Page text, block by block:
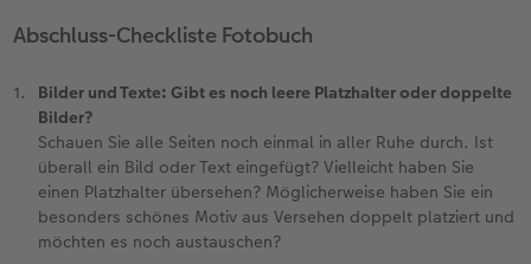
Inspiration
Jahrbuch
Alu Dibond
Gallery Print
Premium Poster
Rahmen
Sofortfotos mit Text
Sofortfotos mit Design
Dekoration
Schule & Büro
Postkarten
Fotokarten
Lederhüllen
Holzhüllen
Bestellwege
Designvorlagen
für Kinder
für Großeltern
Gestaltungsideen
Fotobuch für Anfänger
Videotutorials
Abschluss-Checkliste Fotobuch
Bilder und Texte: Gibt es noch leere Platzhalter oder doppelte
Bilder?
Schauen Sie alle Seiten noch einmal in aller Ruhe durch. Ist
überall ein Bild oder Text eingefügt? Vielleicht haben Sie
einen Platzhalter übersehen? Möglicherweise haben Sie ein
besonders schönes Motiv aus Versehen doppelt platziert und
möchten es noch austauschen?